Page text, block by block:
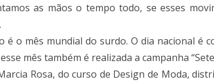
as mãos o tempo todo, se esses
é o mês mundial do surdo. O dia nacional é
mês também é realizada a campanha
Rosa, do curso de Design de Moda,